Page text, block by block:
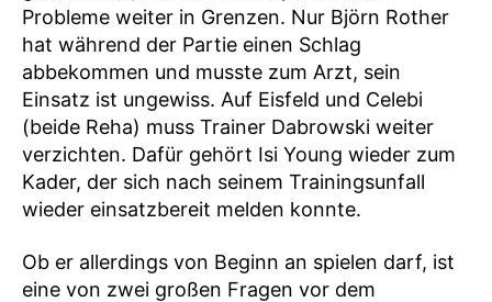
Probleme weiter in Grenzen. Nur Björn Rother
hat während der Partie einen Schlag
abbekommen und musste zum Arzt, sein
Einsatz ist ungewiss. Auf Eisfeld und Celebi
(beide Reha) muss Trainer Dabrowski weiter
verzichten. Dafür gehört Isi Young wieder zum
Kader, der sich nach seinem Trainingsunfall
wieder einsatzbereit melden konnte.
Ob er allerdings von Beginn an spielen darf, ist
eine von zwei großen Fragen vor dem